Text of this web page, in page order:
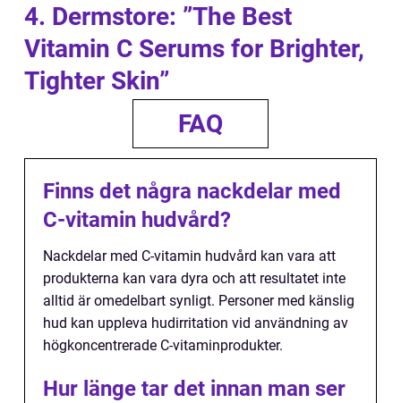
4. Dermstore: ”The Best
Vitamin C Serums for Brighter,
Tighter Skin”
FAQ
Finns det några nackdelar med
C-vitamin hudvård?
Nackdelar med C-vitamin hudvård kan vara att
produkterna kan vara dyra och att resultatet inte
alltid är omedelbart synligt. Personer med känslig
hud kan uppleva hudirritation vid användning av
högkoncentrerade C-vitaminprodukter.
Hur länge tar det innan man ser